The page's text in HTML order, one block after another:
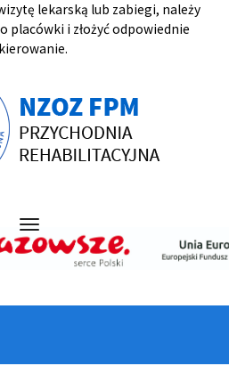
lekarską lub zabiegi, należy
placówki i złożyć odpowiednie
Toggle
navigation